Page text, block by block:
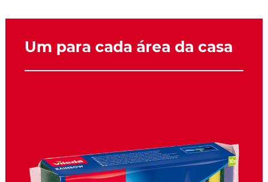
Um para cada área da casa